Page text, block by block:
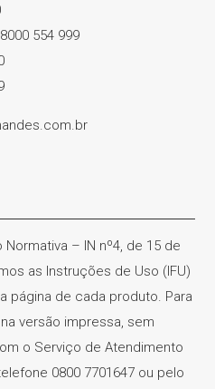
554 999
– IN nº4, de 15 de
as Instruções de Uso (IFU)
página de cada produto. Para
versão impressa, sem
o Serviço de Atendimento
0800 7701647 ou pelo